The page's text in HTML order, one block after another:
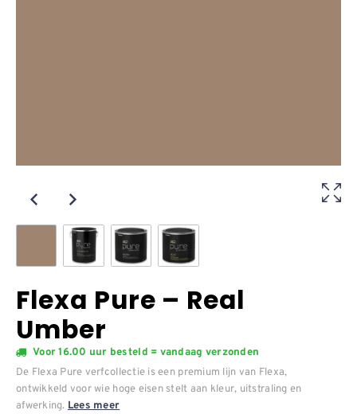
Flexa Pure – Real
Umber
Voor 16.00 uur besteld = vandaag verzonden
De Flexa Pure verfcollectie is een premium lijn van Flexa,
ontwikkeld voor wie hoge eisen stelt aan kleur, uitstraling en
afwerking. Lees meer